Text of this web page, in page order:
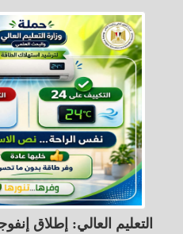
التعليم العالي: إطلاق